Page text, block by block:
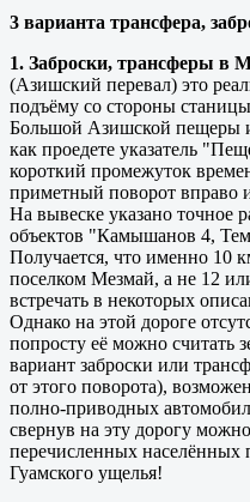
3 варианта трансфера,
1. Заброски, трансферы в
(Азишский перевал) это
подъёму со стороны
Большой Азишской пещеры
как проедете указатель
короткий промежуток
приметный поворот вправо
На вывеске указано точное
объектов "Камышанов 4,
Получается, что именно 10
поселком Мезмай, а не 12
встречать в некоторых
Однако на этой дороге
попросту её можно считать
вариант заброски или
от этого поворота),
полно-приводных
свернув на эту дорогу
перечисленных населённых
Гуамского ущелья!